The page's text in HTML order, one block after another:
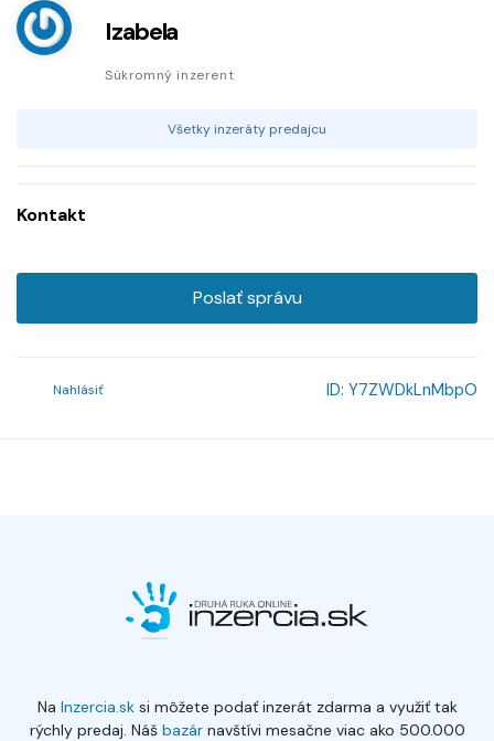
Izabela
Súkromný inzerent
Všetky inzeráty predajcu
Kontakt
Poslať správu
Nahlásiť ID: Y7ZWDkLnMbpO
Na Inzercia.sksi môžete podať inzerát zdarma a využiť tak
rýchly predaj. Náš bazárnavštívi mesačne viac ako 500.000